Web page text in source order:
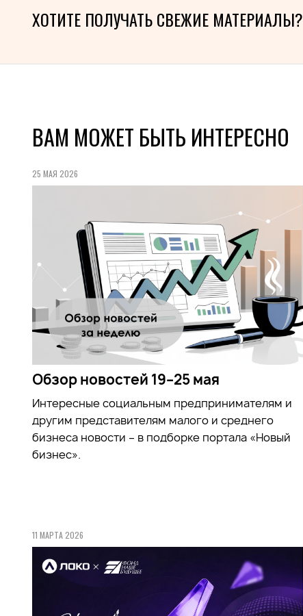
ХОТИТЕ ПОЛУЧАТЬ СВЕЖИЕ МАТЕРИАЛЫ?
ВАМ МОЖЕТ БЫТЬ ИНТЕРЕСНО
25 МАЯ 2026
Обзор новостей 19–25 мая
Интересные социальным предпринимателям и
другим представителям малого и среднего
бизнеса новости – в подборке портала «Новый
бизнес».
11 МАРТА 2026